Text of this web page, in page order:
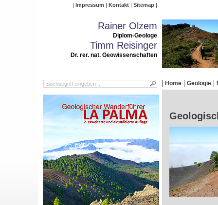
Impressum Kontakt Sitemap
Rainer Olzem
Diplom-Geologe
Timm Reisinger
Dr. rer. nat. Geowissenschaften
Home Geologie